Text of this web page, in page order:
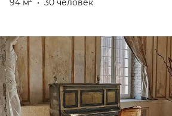
94 м
• 30 человек